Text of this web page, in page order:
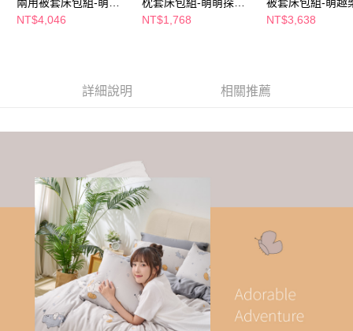
探險-加大
NT$4,046
加大
NT$1,768
加大
NT$3,638
詳細說明 相關推薦